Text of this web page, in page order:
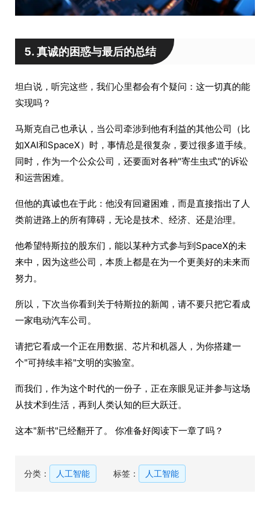
5. 真诚的困惑与最后的总结
坦白说，听完这些，我们心里都会有个疑问：这一切真的能
实现吗？
马斯克自己也承认，当公司牵涉到他有利益的其他公司（比
如XAI和SpaceX）时，事情总是很复杂，要过很多道手续。
同时，作为一个公众公司，还要面对各种"寄生虫式"的诉讼
和运营困难。
但他的真诚也在于此：他没有回避困难，而是直接指出了人
类前进路上的所有障碍，无论是技术、经济、还是治理。
他希望特斯拉的股东们，能以某种方式参与到SpaceX的未
来中，因为这些公司，本质上都是在为一个更美好的未来而
努力。
所以，下次当你看到关于特斯拉的新闻，请不要只把它看成
一家电动汽车公司。
请把它看成一个正在用数据、芯片和机器人，为你搭建一
个"可持续丰裕"文明的实验室。
而我们，作为这个时代的一份子，正在亲眼见证并参与这场
从技术到生活，再到人类认知的巨大跃迁。
这本"新书"已经翻开了。 你准备好阅读下一章了吗？
分类： 人工智能 标签： 人工智能